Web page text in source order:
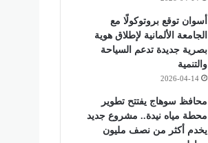
أسوان توقع بروتوكولًا مع
الجامعة الألمانية لإطلاق هوية
بصرية جديدة تدعم السياحة
والتنمية
2026-04-14
محافظ سوهاج يفتتح تطوير
محطة مياه نيدة.. مشروع جديد
يخدم أكثر من نصف مليون